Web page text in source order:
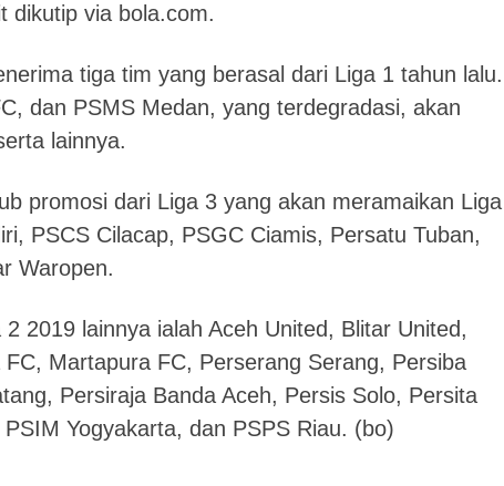
dikutip via bola.com.
tiga tim yang berasal dari Liga 1 tahun lalu.
dan PSMS Medan, yang terdegradasi, akan
lainnya.
promosi dari Liga 3 yang akan meramaikan Liga
PSCS Cilacap, PSGC Ciamis, Persatu Tuban,
Waropen.
2019 lainnya ialah Aceh United, Blitar United,
Martapura FC, Perserang Serang, Persiba
Persiraja Banda Aceh, Persis Solo, Persita
Yogyakarta, dan PSPS Riau. (bo)